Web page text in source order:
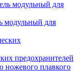
модульный для
предохранителей